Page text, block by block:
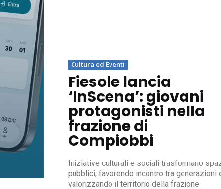
Cultura ed Eventi
Fiesole lancia
‘InScena’: giovani
protagonisti nella
frazione di
Compiobbi
Iniziative culturali e sociali trasformano
pubblici, favorendo incontro tra generazioni
valorizzando il territorio della frazione